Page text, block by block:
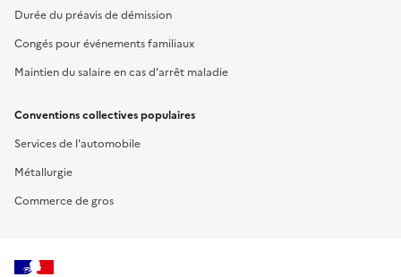
Durée du préavis de démission
Congés pour événements familiaux
Maintien du salaire en cas d'arrêt maladie
Conventions collectives populaires
Services de l'automobile
Métallurgie
Commerce de gros